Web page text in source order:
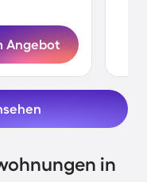
Angebot
in